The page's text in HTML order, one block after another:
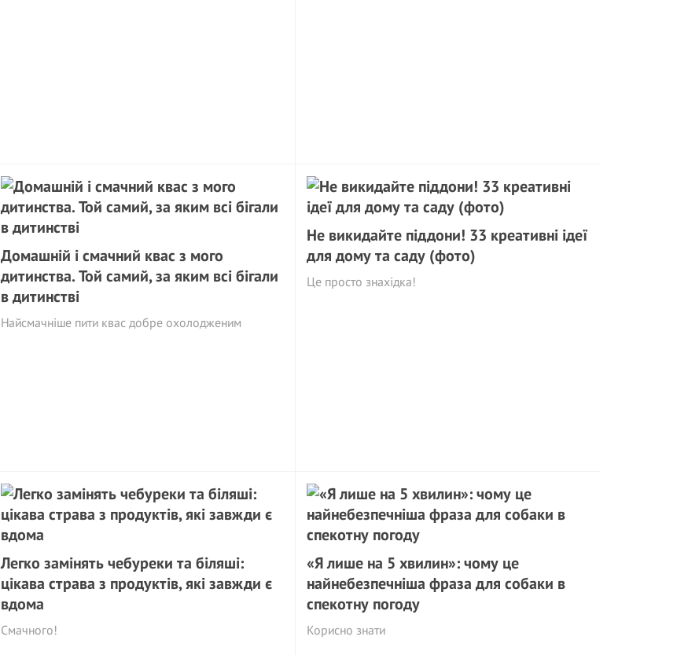
Домашній і смачний квас з мого
дитинства. Той самий, за яким всі бігали
в дитинстві
Найсмачніше пити квас добре охолодженим
Не викидайте піддони! 33 креативні ідеї
для дому та саду (фото)
Це просто знахідка!
Легко замінять чебуреки та біляші:
цікава страва з продуктів, які завжди є
вдома
Смачного!
«Я лише на 5 хвилин»: чому це
найнебезпечніша фраза для собаки в
спекотну погоду
Корисно знати